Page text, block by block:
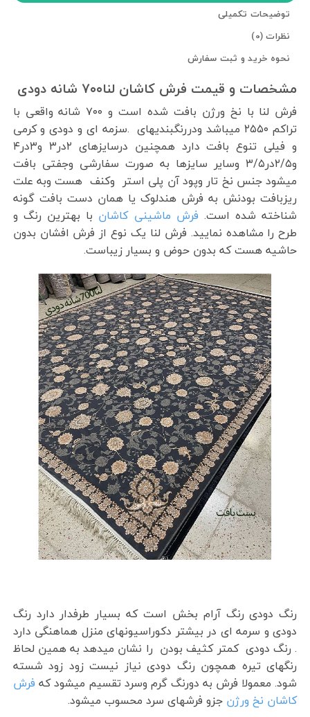
توضیحات تکمیلی
نظرات (0)
نحوه خرید و ثبت سفارش
مشخصات و قیمت فرش کاشان لنا۷۰۰ شانه دودی
فرش لنا با نخ ورژن بافت شده است و ۷۰۰ شانه واقعی با
تراکم ۲۵۵۰ میباشد ودررنگبندیهای .سزمه ای و دودی و کرمی
و فیلی تنوع بافت دارد همچنین درسایزهای ۲در۳ و۳در۴
و۲/۵در۳/۵ وسایر سایزها به صورت سفارشی وجفتی بافت
میشود جنس نخ تار وپود آن پلی استر وکنف هست وبه علت
ریزبافت بودنش به فرش هندلوک یا همان دست بافت گونه
شناخته شده است. فرش ماشینی کاشان با بهترین رنگ و
طرح را مشاهده نمایید. فرش لنا یک نوع از فرش افشان بدون
حاشیه هست که بدون حوض و بسیار زیباست.
رنگ دودی رنگ آرام بخش است که بسیار طرفدار دارد رنگ
دودی و سرمه ای در بیشتر دکوراسیونهای منزل هماهنگی دارد
. رنگ دودی کمتر کثیف بودن را نشان میدهد به همین لحاظ
رنگهای تیره همچون رنگ دودی نیاز نیست زود زود شسته
شود. معمولا فرش به دورنگ گرم وسرد تقسیم میشود که فرش
کاشان نخ ورژن جزو فرشهای سرد محسوب میشود.